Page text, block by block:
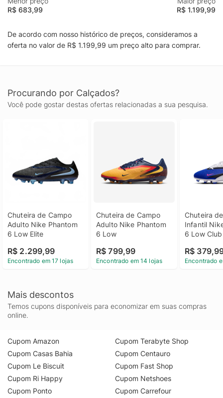
R$ 683,99
R$ 1.199,99
De acordo com nosso histórico de preços, consideramos a
oferta no valor de R$ 1.199,99 um preço alto para comprar.
Procurando por Calçados?
Você pode gostar destas ofertas relacionadas a sua pesquisa.
Chuteira de Campo
Adulto Nike Phantom
6 Low Elite
R$ 2.299,99
Encontrado em 17 lojas
Chuteira de Campo
Adulto Nike Phantom
6 Low
R$ 799,99
Encontrado em 14 lojas
Chuteira
Infantil
6 Low Club
R$
Encontrado
Mais descontos
Temos cupons disponíveis para economizar em suas compras
online.
Cupom Amazon
Cupom Casas Bahia
Cupom Le Biscuit
Cupom Ri Happy
Cupom Ponto
Cupom Terabyte Shop
Cupom Centauro
Cupom Fast Shop
Cupom Netshoes
Cupom Carrefour